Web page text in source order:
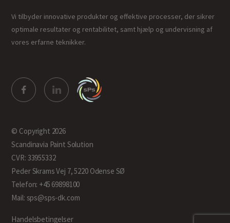
Vi tilbyder innovative produkter og effektive processer, der sikrer
optimale resultater og rentabilitet, samt hjælp og undervisning af
vores erfarne teknikker.
© Copyright 2026
Scandinavia Paint Solution
CVR: 33955332
Peder Skrams Vej 7, 5220 Odense SØ
Telefon: +45 69898100
Mail: sps@sps-dk.com
Handelsbetingelser